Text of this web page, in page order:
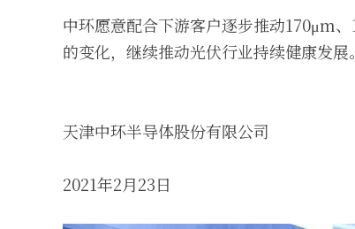
中环愿意配合下游客户逐步推动170μm
的变化，继续推动光伏行业持续健康发展。
天津中环半导体股份有限公司
2021年2月23日